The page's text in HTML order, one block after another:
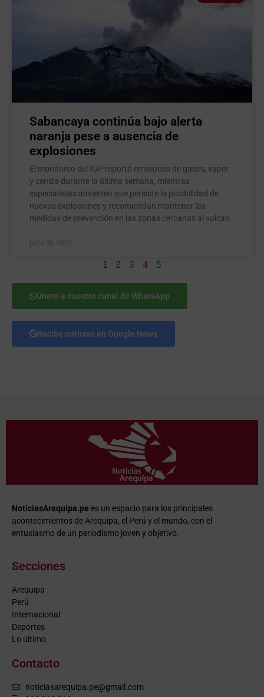
Sabancaya continúa bajo alerta
naranja pese a ausencia de
explosiones
El monitoreo del IGP reportó emisiones de gases, vapor
y ceniza durante la última semana, mientras
especialistas advierten que persiste la posibilidad de
nuevas explosiones y recomiendan mantener las
medidas de prevención en las zonas cercanas al volcán.
julio 30, 2026
1 2 3 4 5
Únete a nuestro canal de WhatsApp
Recibe noticias en Google News
NoticiasArequipa.pe es un espacio para los principales
acontecimientos de Arequipa, el Perú y el mundo, con el
entusiasmo de un periodismo joven y objetivo.
Secciones
Arequipa
Perú
Internacional
Deportes
Lo último
Contacto
noticiasarequipa.pe@gmail.com